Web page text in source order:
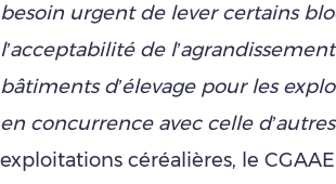
besoin urgent de lever certains
l’acceptabilité de
bâtiments d’élevage pour les
en concurrence avec celle
exploitations céréalières, le